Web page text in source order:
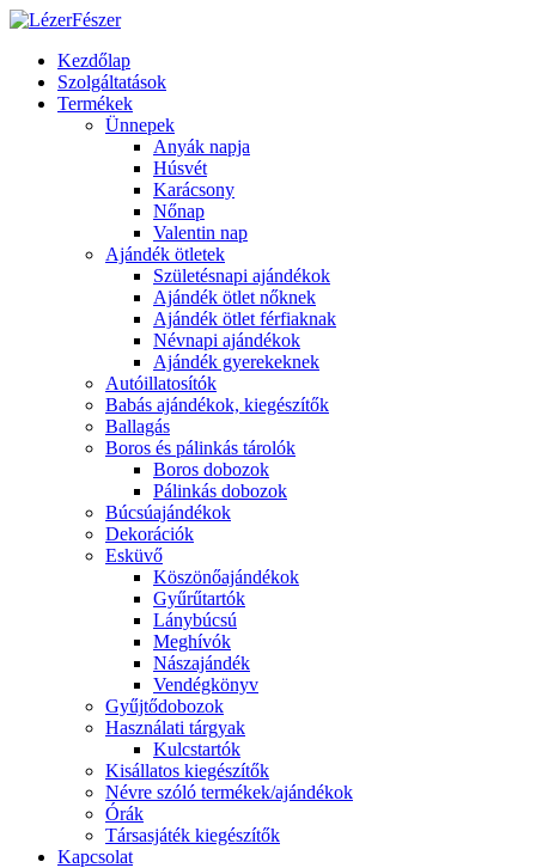
Kezdőlap
Szolgáltatások
Termékek
Ünnepek
Anyák napja
Húsvét
Karácsony
Nőnap
Valentin nap
Ajándék ötletek
Születésnapi ajándékok
Ajándék ötlet nőknek
Ajándék ötlet férfiaknak
Névnapi ajándékok
Ajándék gyerekeknek
Autóillatosítók
Babás ajándékok, kiegészítők
Ballagás
Boros és pálinkás tárolók
Boros dobozok
Pálinkás dobozok
Búcsúajándékok
Dekorációk
Esküvő
Köszönőajándékok
Gyűrűtartók
Lánybúcsú
Meghívók
Nászajándék
Vendégkönyv
Gyűjtődobozok
Használati tárgyak
Kulcstartók
Kisállatos kiegészítők
Névre szóló termékek/ajándékok
Órák
Társasjáték kiegészítők
Kapcsolat